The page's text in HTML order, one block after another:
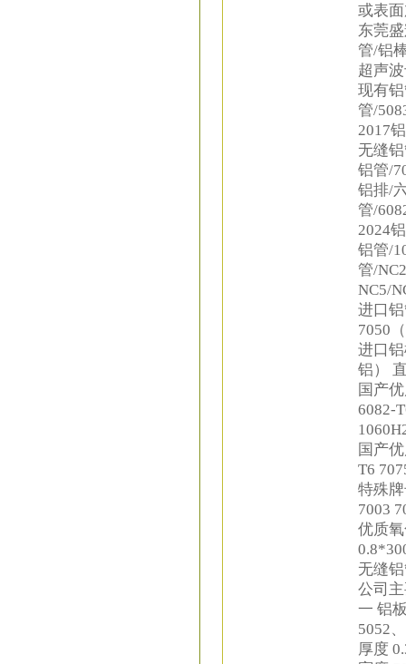
或表
东莞
管/铝
超声
现有
管/
2017
无缝
铝管/
铝排/
管/
2024
铝管/
管/
NC5/
进口
7050
进口
铝）
国产
6082-
国产
T6
特殊
7003
优质
无缝
公司
一 铝
5052
厚度